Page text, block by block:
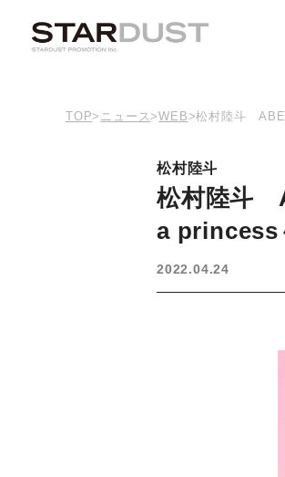
TOP> ニュース>WEB>松村陸斗
松村陸斗
松村陸斗
a princess
2022.04.24